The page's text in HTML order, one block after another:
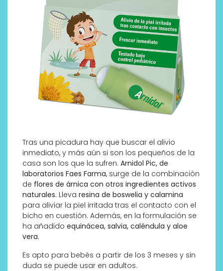
Tras una picadura hay que buscar el alivio
inmediato, y más aún si son los pequeños de la
casa son los que la sufren. Arnidol Pic, de
laboratorios Faes Farma, surge de la combinación
de flores de árnica con otros ingredientes activos
naturales. Lleva resina de boswelia y calamina
para aliviar la piel irritada tras el contacto con el
bicho en cuestión. Además, en la formulación se
ha añadido equinácea, salvia, caléndula y aloe
vera.
Es apto para bebés a partir de los 3 meses y sin
duda se puede usar en adultos.